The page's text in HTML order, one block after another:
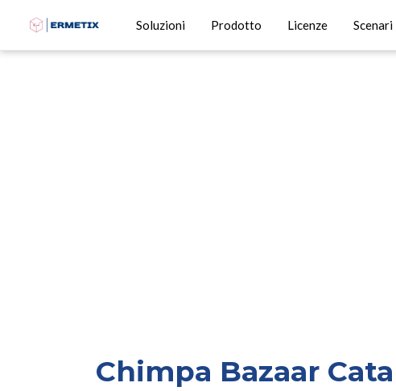
Soluzioni Prodotto Licenze Scenari
Chimpa Bazaar